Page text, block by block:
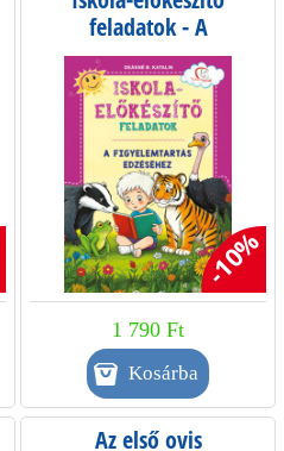
feladatok - A
figyelemtartás edzéséhez
-10%
1 790 Ft
Az első ovis